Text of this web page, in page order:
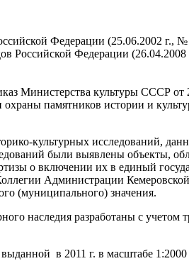
Федерации (25.06.2002 г.,
Российской Федерации
Министерства культуры СССР от
памятников истории и
культурных исследований,
были выявлены объекты,
о включении их в единый
Администрации
(муниципального) значения.
наследия разработаны с учетом
в 2011 г. в масштабе 1:2000